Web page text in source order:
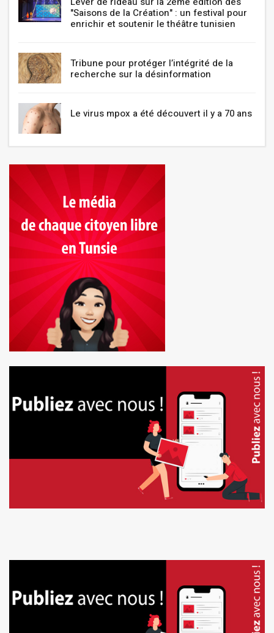
"Saisons de la Création" : un festival pour
enrichir et soutenir le théâtre tunisien
Tribune pour protéger l’intégrité de la
recherche sur la désinformation
Le virus mpox a été découvert il y a 70 ans